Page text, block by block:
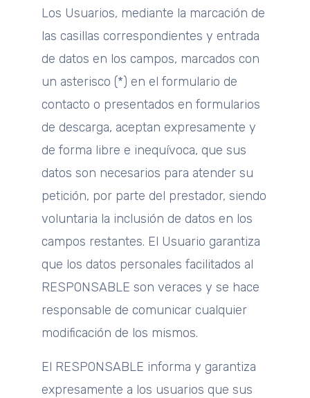
Los Usuarios, mediante la marcación de
las casillas correspondientes y entrada
de datos en los campos, marcados con
un asterisco (*) en el formulario de
contacto o presentados en formularios
de descarga, aceptan expresamente y
de forma libre e inequívoca, que sus
datos son necesarios para atender su
petición, por parte del prestador, siendo
voluntaria la inclusión de datos en los
campos restantes. El Usuario garantiza
que los datos personales facilitados al
RESPONSABLE son veraces y se hace
responsable de comunicar cualquier
modificación de los mismos.
El RESPONSABLE informa y garantiza
expresamente a los usuarios que sus